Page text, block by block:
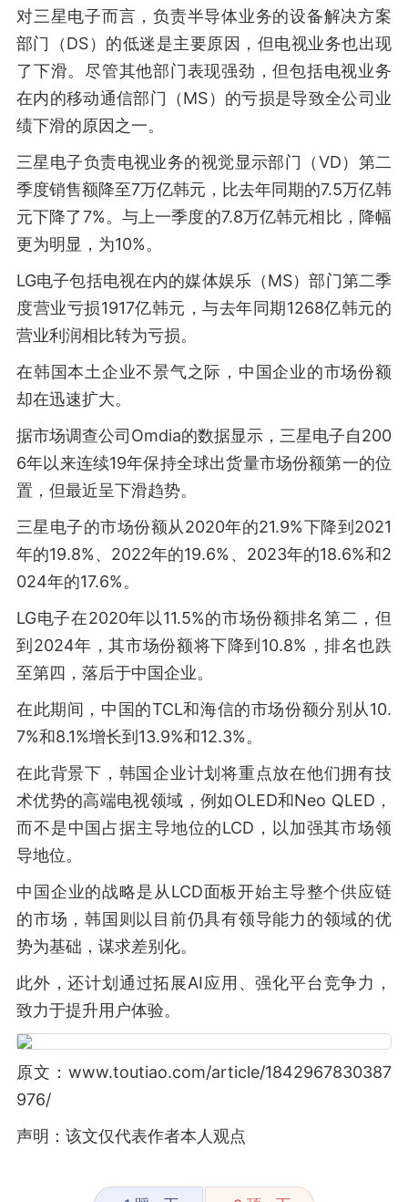
对三星电子而言，负责半导体业务的设备解决方案
部门（DS）的低迷是主要原因，但电视业务也出现
了下滑。尽管其他部门表现强劲，但包括电视业务
在内的移动通信部门（MS）的亏损是导致全公司业
绩下滑的原因之一。
三星电子负责电视业务的视觉显示部门（VD）第二
季度销售额降至7万亿韩元，比去年同期的7.5万亿韩
元下降了7%。与上一季度的7.8万亿韩元相比，降幅
更为明显，为10%。
LG电子包括电视在内的媒体娱乐（MS）部门第二季
度营业亏损1917亿韩元，与去年同期1268亿韩元的
营业利润相比转为亏损。
在韩国本土企业不景气之际，中国企业的市场份额
却在迅速扩大。
据市场调查公司Omdia的数据显示，三星电子自200
6年以来连续19年保持全球出货量市场份额第一的位
置，但最近呈下滑趋势。
三星电子的市场份额从2020年的21.9%下降到2021
年的19.8%、2022年的19.6%、2023年的18.6%和2
024年的17.6%。
LG电子在2020年以11.5%的市场份额排名第二，但
到2024年，其市场份额将下降到10.8%，排名也跌
至第四，落后于中国企业。
在此期间，中国的TCL和海信的市场份额分别从10.
7%和8.1%增长到13.9%和12.3%。
在此背景下，韩国企业计划将重点放在他们拥有技
术优势的高端电视领域，例如OLED和Neo QLED，
而不是中国占据主导地位的LCD，以加强其市场领
导地位。
中国企业的战略是从LCD面板开始主导整个供应链
的市场，韩国则以目前仍具有领导能力的领域的优
势为基础，谋求差别化。
此外，还计划通过拓展AI应用、强化平台竞争力，
致力于提升用户体验。
原文：www.toutiao.com/article/1842967830387
976/
声明：该文仅代表作者本人观点